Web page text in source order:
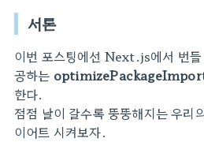
서론
이번 포스팅에선 Next.js에서 번
공하는
한다.
점점 날이 갈수록 뚱뚱해지는 우
이어트 시켜보자.